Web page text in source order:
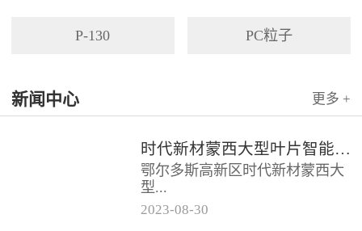
P-130 PC粒子
新闻中心 更多 +
时代新材蒙西大型叶片智能制造基地项目开工
鄂尔多斯高新区时代新材蒙西大
型...
2023-08-30